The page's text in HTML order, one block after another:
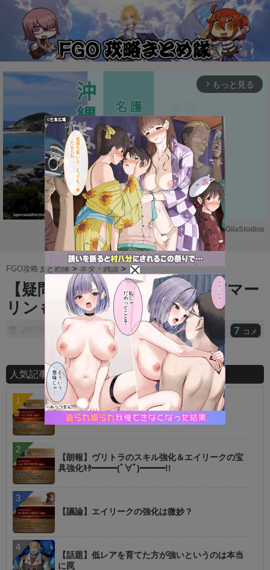
arrow_forward_ios もっと見る
M
u
t
e
Powered by GliaStudios
FGO攻略まとめ隊 >ネタ・雑談 >
【疑問】今回の仕様変更ってＷマー
リンも出来なくなるの？
2017/07/30 7 コメ
人気記事ランキング
【指摘】卑弥呼の強化はぶっ壊れじゃない？
【朗報】ヴリトラのスキル強化＆エイリークの宝
具強化ｷﾀ━━━(ﾟ∀ﾟ)━━━!!
【議論】エイリークの強化は微妙？
【話題】低レアを育てた方が強いというのは本当
に罠